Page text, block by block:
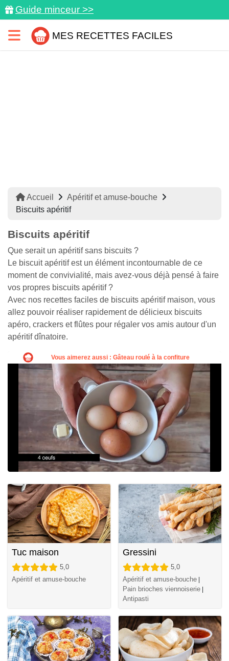
Guide minceur >>
MES RECETTES FACILES
Accueil
Apéritif et amuse-bouche
Biscuits apéritif
Biscuits apéritif
Que serait un apéritif sans biscuits ?
Le biscuit apéritif est un élément incontournable de ce
moment de convivialité, mais avez-vous déjà pensé à faire
vos propres biscuits apéritif ?
Avec nos recettes faciles de biscuits apéritif maison, vous
allez pouvoir réaliser rapidement de délicieux biscuits
apéro, crackers et flûtes pour régaler vos amis autour d'un
apéritif dînatoire.
Tuc maison
5,0
Apéritif et amuse-bouche
Gressini
5,0
Apéritif et amuse-bouche
Pain brioches viennoiserie
Antipasti